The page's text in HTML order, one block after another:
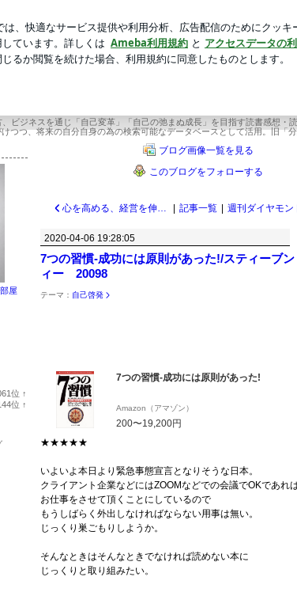
冊×今年22年目 武道場主 兼 投資会社・コンサル会社 オーナ
イッチが壊れた旦那
今年22年目 武道場主 兼 投資
社長 兼 グロービス経営大
ビジネスを通じ「自己変革」「自己の弛まぬ成長」を目指す読書感想・
つつ、将来の自分自身の為の検索可能なデータベースとして活用。旧「
屋
位 ↑
位 ↑
ブログ画像一覧を見る
このブログをフォローする
心を高める、経営を伸ばす/稲盛和夫 20099 記事一覧
2020-04-06 19:28:05
7つの習慣-成功には原則があった!/スティーブ
ィー 20098
テーマ： 自己啓発
7つの習慣-成功には原則があった!
Amazon（アマゾン）
200〜19,200円
★★★★★
いよいよ本日より緊急事態宣言となりそうな日本。
クライアント企業などにはZOOMなどでの会議でOKであれ
お仕事をさせて頂くことにしているので
もうしばらく外出しなければならない用事は無い。
じっくり巣ごもりしようか。
そんなときはそんなときでなければ読めない本に
じっくりと取り組みたい。